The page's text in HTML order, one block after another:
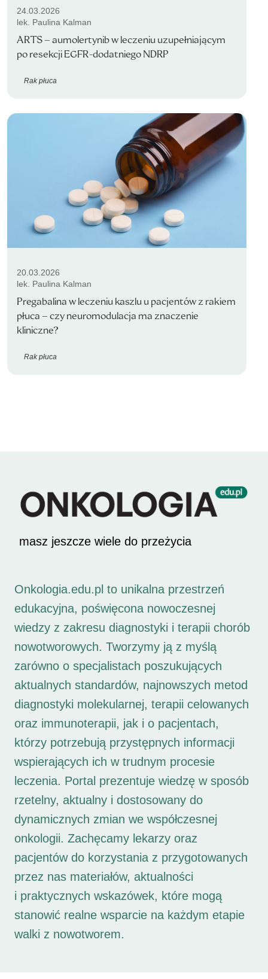
24.03.2026
lek. Paulina Kalman
ARTS – aumolertynib w leczeniu uzupełniającym
po resekcji EGFR-dodatniego NDRP
Rak płuca
20.03.2026
lek. Paulina Kalman
Pregabalina w leczeniu kaszlu u pacjentów z rakiem
płuca – czy neuromodulacja ma znaczenie
kliniczne?
Rak płuca
masz jeszcze wiele do przeżycia
Onkologia.edu.pl to unikalna przestrzeń
edukacyjna, poświęcona nowoczesnej
wiedzy z zakresu diagnostyki i terapii chorób
nowotworowych. Tworzymy ją z myślą
zarówno o specjalistach poszukujących
aktualnych standardów, najnowszych metod
diagnostyki molekularnej, terapii celowanych
oraz immunoterapii, jak i o pacjentach,
którzy potrzebują przystępnych informacji
wspierających ich w trudnym procesie
leczenia. Portal prezentuje wiedzę w sposób
rzetelny, aktualny i dostosowany do
dynamicznych zmian we współczesnej
onkologii. Zachęcamy lekarzy oraz
pacjentów do korzystania z przygotowanych
przez nas materiałów, aktualności
i praktycznych wskazówek, które mogą
stanowić realne wsparcie na każdym etapie
walki z nowotworem.